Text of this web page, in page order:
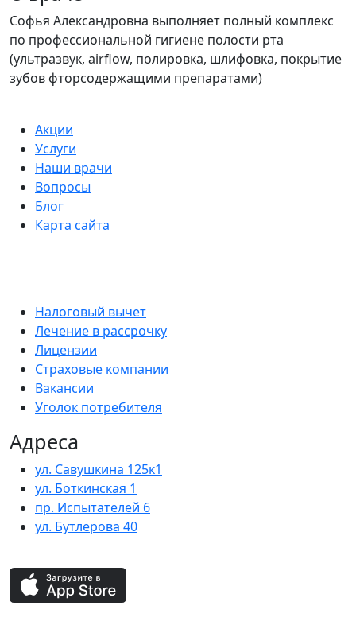
Софья Александровна выполняет полный комплекс
по профессиональной гигиене полости рта
(ультразвук, airflow, полировка, шлифовка, покрытие
зубов фторсодержащими препаратами)
Акции
Услуги
Наши врачи
Вопросы
Блог
Карта сайта
Налоговый вычет
Лечение в рассрочку
Лицензии
Страховые компании
Вакансии
Уголок потребителя
Адреса
ул. Савушкина 125к1
ул. Боткинская 1
пр. Испытателей 6
ул. Бутлерова 40